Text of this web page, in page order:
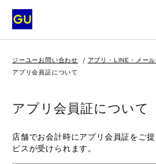
ジーユーお問い合わせ アプリ・LINE・メー
アプリ会員証について
アプリ会員証について
店舗でお会計時にアプリ会員証をご
ビスが受けられます。